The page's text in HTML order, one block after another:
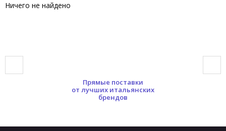
Ничего не найдено
Прямые поставки
от лучших итальянских
брендов